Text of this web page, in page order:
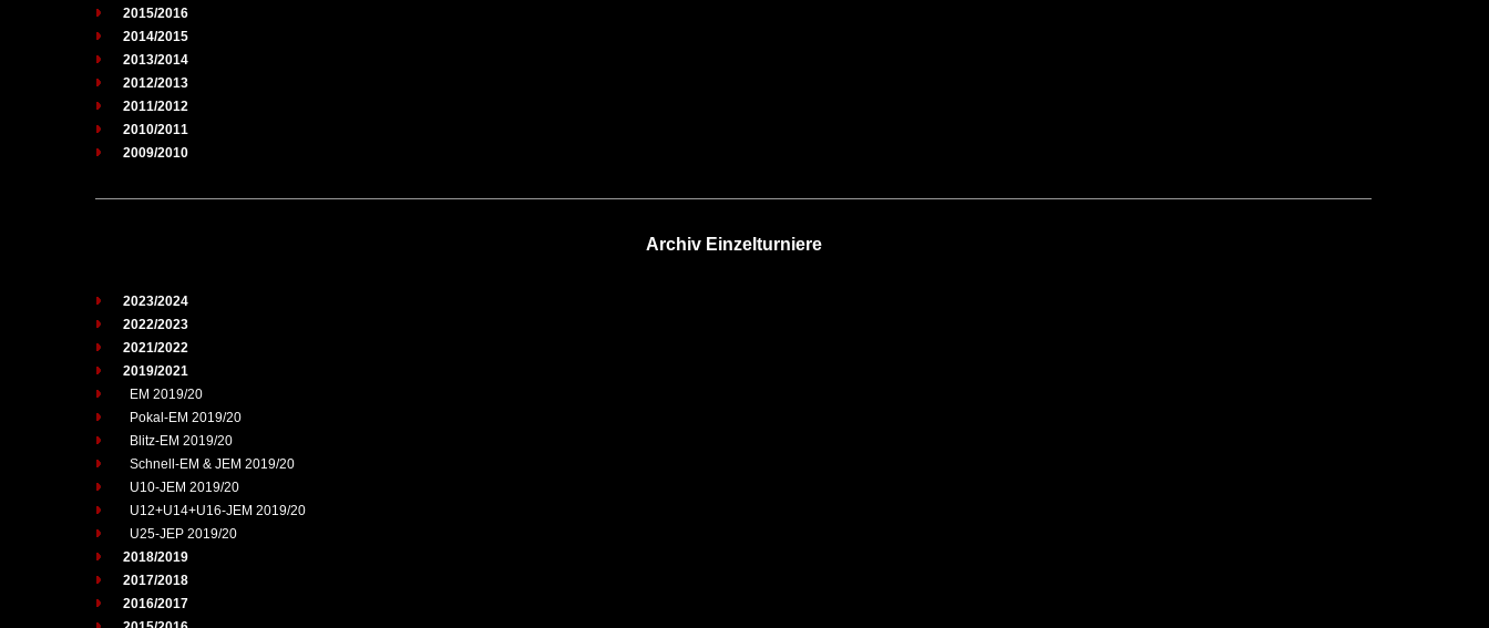
2015/2016
2014/2015
2013/2014
2012/2013
2011/2012
2010/2011
2009/2010
Archiv Einzelturniere
2023/2024
2022/2023
2021/2022
2019/2021
EM 2019/20
Pokal-EM 2019/20
Blitz-EM 2019/20
Schnell-EM & JEM 2019/20
U10-JEM 2019/20
U12+U14+U16-JEM 2019/20
U25-JEP 2019/20
2018/2019
2017/2018
2016/2017